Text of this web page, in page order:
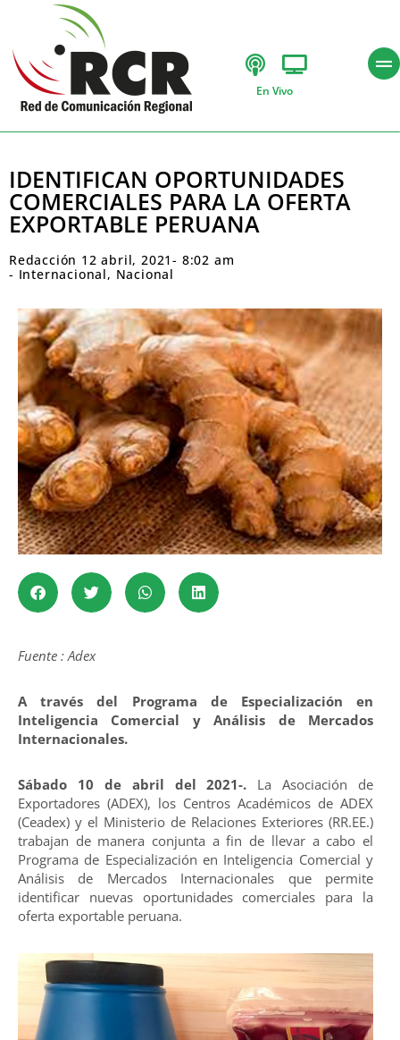
En Vivo
IDENTIFICAN OPORTUNIDADES
COMERCIALES PARA LA OFERTA
EXPORTABLE PERUANA
Redacción 12 abril, 2021- 8:02 am
- Internacional, Nacional
Fuente : Adex
A través del Programa de Especialización en
Inteligencia Comercial y Análisis de Mercados
Internacionales.
Sábado 10 de abril del 2021-. La Asociación de
Exportadores (ADEX), los Centros Académicos de ADEX
(Ceadex) y el Ministerio de Relaciones Exteriores (RR.EE.)
trabajan de manera conjunta a fin de llevar a cabo el
Programa de Especialización en Inteligencia Comercial y
Análisis de Mercados Internacionales que permite
identificar nuevas oportunidades comerciales para la
oferta exportable peruana.